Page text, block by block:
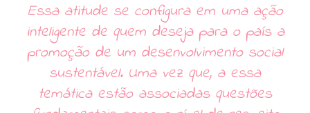
Essa atitude se configura em uma ação
inteligente de quem deseja para o país a
promoção de um desenvolvimento social
sustentável. Uma vez que, a essa
temática estão associadas questões